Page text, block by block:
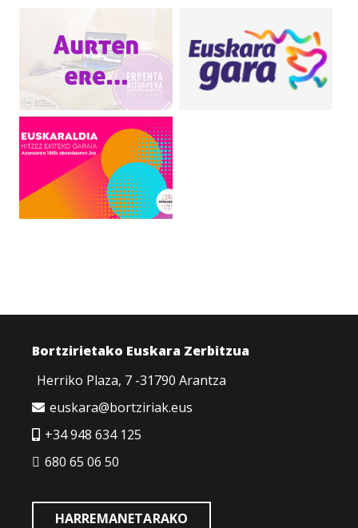
Bortzirietako Euskara Zerbitzua
Herriko Plaza, 7 -31790 Arantza
euskara@bortziriak.eus
+34 948 634 125
680 65 06 50
HARREMANETARAKO